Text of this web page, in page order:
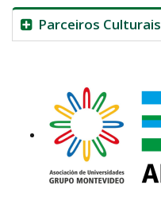
Parceiros Culturais